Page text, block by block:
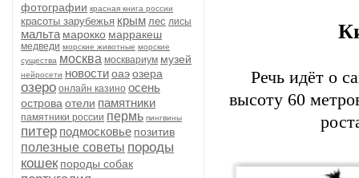
фотографии красная книга россии
красоты зарубежья крым лес лисы
мальта марокко марракеш
медведи морские животные морские
существа москва москвариум музей
нейросети новостиоаэозера
озеро онлайн казино осень
острова отели памятники
памятники россии пермь пингвины
питер подмосковье позитив
полезные советы породы
кошек породы собак
Речь идёт о
высоту 60